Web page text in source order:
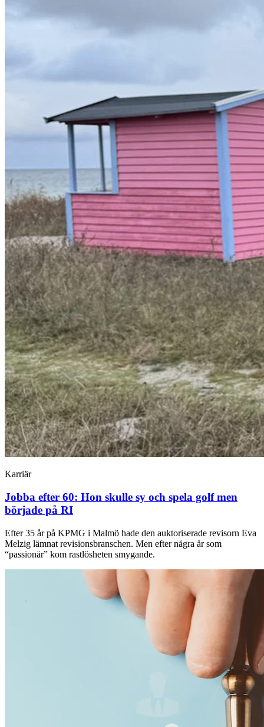
Karriär
Jobba efter 60: Hon skulle sy och spela golf men
började på RI
Efter 35 år på KPMG i Malmö hade den auktoriserade revisorn Eva
Melzig lämnat revisionsbranschen. Men efter några år som
“passionär” kom rastlösheten smygande.